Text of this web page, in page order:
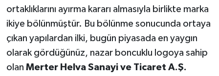
ortaklıklarını ayırma kararı almasıyla birlikte marka
ikiye bölünmüştür. Bu bölünme sonucunda ortaya
çıkan yapılardan ilki, bugün piyasada en yaygın
olarak gördüğünüz, nazar boncuklu logoya sahip
olan Merter Helva Sanayi ve Ticaret A.Ş.